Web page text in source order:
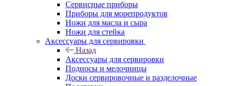
Сервисные приборы
Приборы для морепродуктов
Ножи для масла и сыра
Ножи для стейка
Аксессуары для сервировки
Назад
Аксессуары для сервировки
Подносы и мелочницы
Доски сервировочные и разделочные